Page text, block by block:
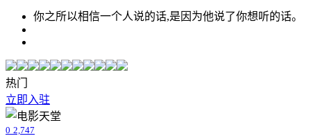
你之所以相信一个人说的话,是因为他说了你想听的话。
热门
立即入驻
0 2,747